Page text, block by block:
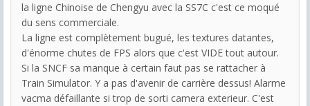
la ligne Chinoise de Chengyu avec la SS7C c'est ce moqué
du sens commerciale.
La ligne est complètement bugué, les textures datantes,
d'énorme chutes de FPS alors que c'est VIDE tout autour.
Si la SNCF sa manque à certain faut pas se rattacher à
Train Simulator. Y a pas d'avenir de carrière dessus! Alarme
vacma défaillante si trop de sorti camera exterieur. C'est